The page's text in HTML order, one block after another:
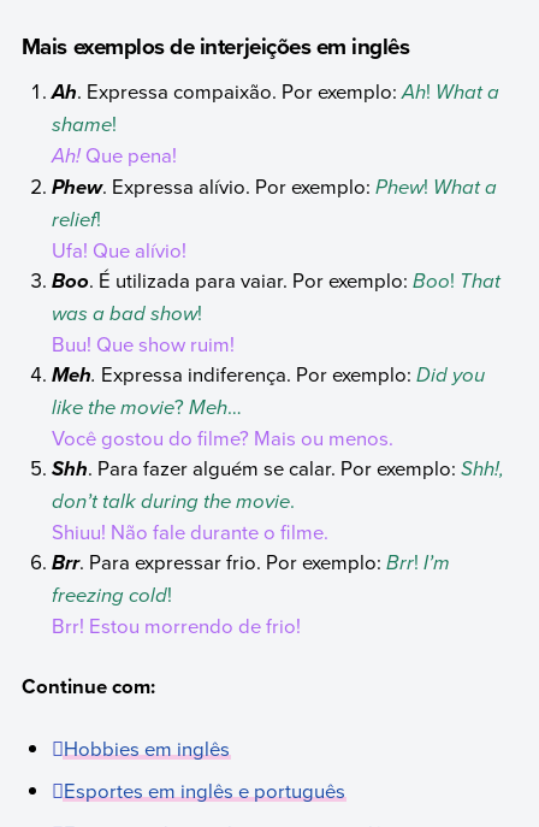
Mais exemplos de interjeições em inglês
Ah. Expressa compaixão. Por exemplo:Ah! What a
shame!
Ah! Que pena!
Phew. Expressa alívio. Por exemplo:Phew! What a
relief!
Ufa! Que alívio!
Boo. É utilizada para vaiar. Por exemplo:Boo! That
was a bad show!
Buu! Que show ruim!
Meh. Expressa indiferença. Por exemplo:Did you
like the movie?Meh…
Você gostou do filme? Mais ou menos.
Shh. Para fazer alguém se calar. Por exemplo:Shh!,
don’t talk during the movie.
Shiuu! Não fale durante o filme.
Brr. Para expressar frio. Por exemplo:Brr!I’m
freezing cold!
Brr! Estou morrendo de frio!
Continue com:
Hobbies em inglês
Esportes em inglês e português